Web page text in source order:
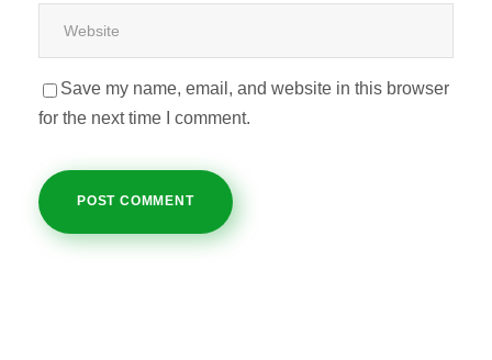
Save my name, email, and website in this browser
for the next time I comment.